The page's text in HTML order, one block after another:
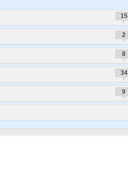
15
2
8
34
9